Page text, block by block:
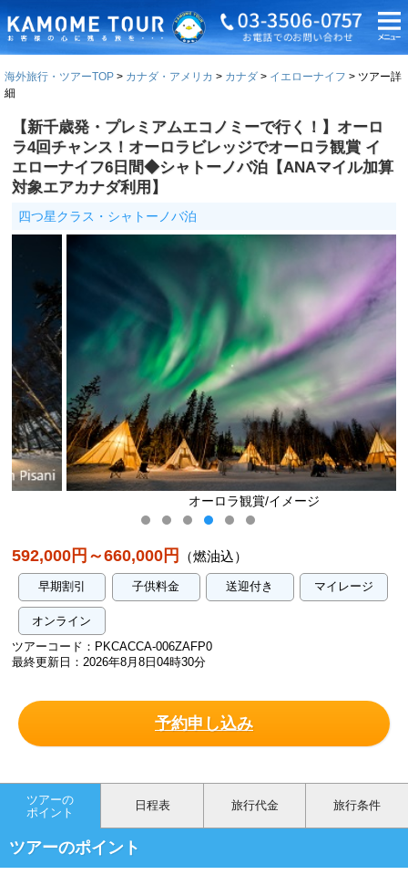
海外旅行・ツアーTOP カナダ・アメリカ カナダ イエローナイフ
ツアー詳
細
【新千歳発・プレミアムエコノミーで行く！】オーロ
ラ4回チャンス！オーロラビレッジでオーロラ観賞 イ
エローナイフ6日間◆シャトーノバ泊【ANAマイル加算
対象エアカナダ利用】
四つ星クラス・シャトーノバ泊
オーロラ観賞/イメージ
592,000円～660,000円 （燃油込）
早期割引 子供料金 送迎付き マイレージ
オンライン
ツアーコード：PKCACCA-006ZAFP0
最終更新日：2026年8月8日04時30分
予約申し込み
ツアーの
ポイント
日程表 旅行代金 旅行条件
ツアーのポイント